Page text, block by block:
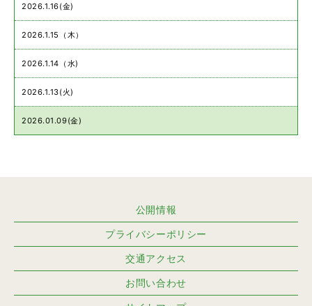
2026.1.16(金)
2026.1.15（木）
2026.1.14（水)
2026.1.13(火)
2026.01.09(金)
公開情報
プライバシーポリシー
交通アクセス
お問い合わせ